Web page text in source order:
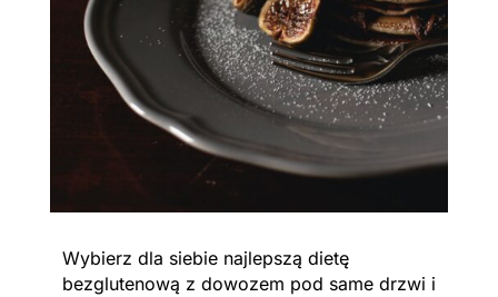
Wybierz dla siebie najlepszą dietę
bezglutenową z dowozem pod same drzwi i